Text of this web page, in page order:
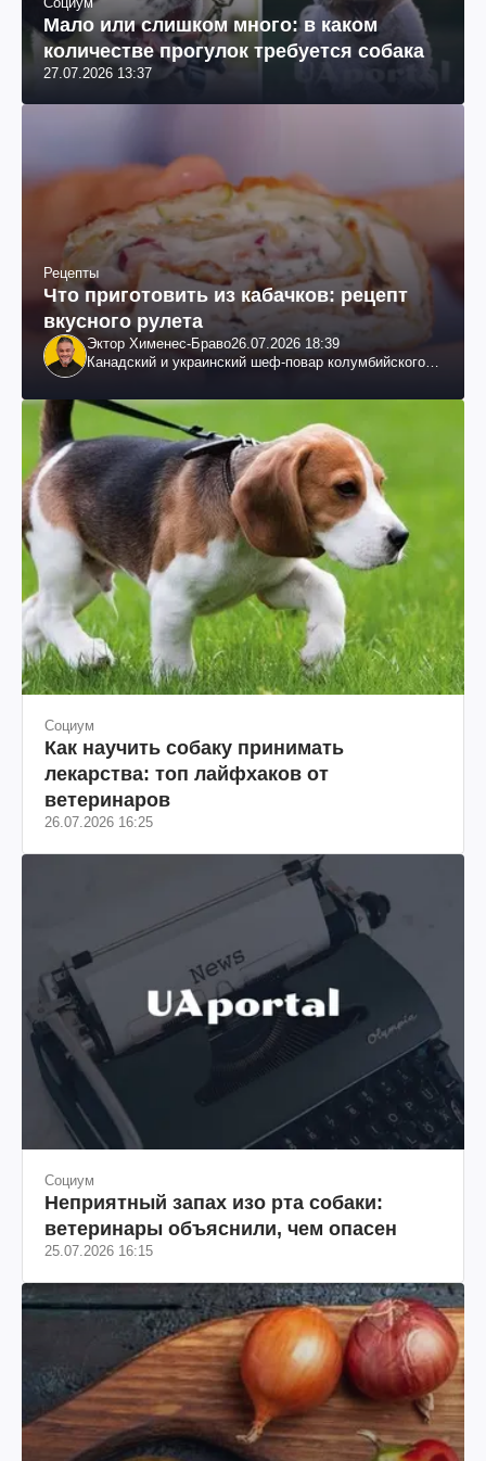
Мало или слишком много: в каком
количестве прогулок требуется собака
27.07.2026 13:37
Рецепты
Что приготовить из кабачков: рецепт
вкусного рулета
Эктор Хименес-Браво26.07.2026 18:39
Канадский и украинский шеф-повар колумбийского
Социум
Как научить собаку принимать
лекарства: топ лайфхаков от
ветеринаров
26.07.2026 16:25
Социум
Неприятный запах изо рта собаки:
ветеринары объяснили, чем опасен
25.07.2026 16:15